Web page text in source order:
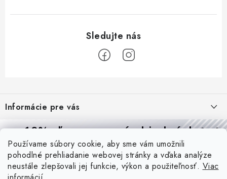
Používame súbory cookie, aby sme vám umožnili
pohodlné prehliadanie webovej stránky a vďaka analýze
neustále zlepšovali jej funkcie, výkon a použiteľnosť. Viac
p
ä
Informácie pre vás
Reklamácie a formulár na odstúpenie od zmluvy
Obchodné podmienky
Podmienky ochrany osobných údajov
Blog
10% zľavana prvú objednávku
Prihláste sa azískajtezľavu aj praktické tipy,vďaka ktorým
budete svietiť lepšie a platiť menej.